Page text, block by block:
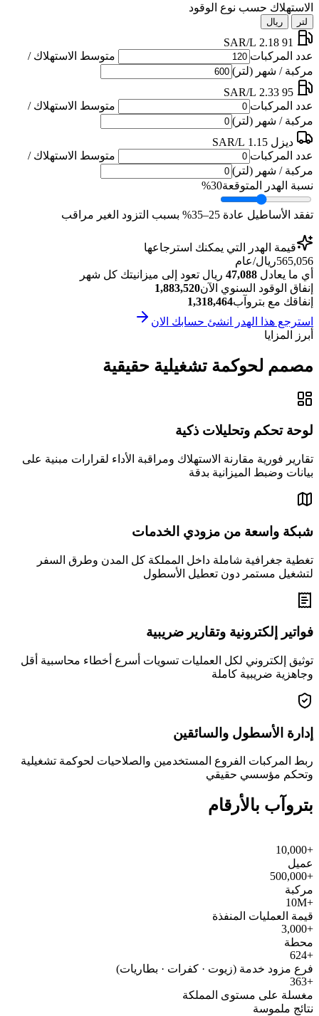
الاستهلاك حسب نوع الوقود
لتر ريال
91
2.18 SAR/L
عدد المركبات
متوسط الاستهلاك /
مركبة / شهر (لتر)
95
2.33 SAR/L
عدد المركبات
متوسط الاستهلاك /
مركبة / شهر (لتر)
ديزل 1.15 SAR/L
عدد المركبات
متوسط الاستهلاك /
مركبة / شهر (لتر)
نسبة الهدر المتوقعة30%
تفقد الأساطيل عادة 25–35% بسبب التزود الغير مراقب
قيمة الهدر التي يمكنك استرجاعها
565,056ريال/عام
أي ما يعادل 47,088 ريال تعود إلى ميزانيتك كل شهر
إنفاق الوقود السنوي الآن1,883,520
إنفاقك مع بتروآب1,318,464
استرجع هذا الهدر انشئ حسابك الان
أبرز المزايا
مصمم لحوكمة تشغيلية حقيقية
لوحة تحكم وتحليلات ذكية
تقارير فورية مقارنة الاستهلاك ومراقبة الأداء لقرارات مبنية على
بيانات وضبط الميزانية بدقة
شبكة واسعة من مزودي الخدمات
تغطية جغرافية شاملة داخل المملكة كل المدن وطرق السفر
لتشغيل مستمر دون تعطيل الأسطول
فواتير إلكترونية وتقارير ضريبية
توثيق إلكتروني لكل العمليات تسويات أسرع أخطاء محاسبية أقل
وجاهزية ضريبية كاملة
إدارة الأسطول والسائقين
ربط المركبات الفروع المستخدمين والصلاحيات لحوكمة تشغيلية
وتحكم مؤسسي حقيقي
بتروآب بالأرقام
+10,000
عميل
+500,000
مركبة
+10M
قيمة العمليات المنفذة
+3,000
محطة
+624
فرع مزود خدمة (زيوت · كفرات · بطاريات)
+363
مغسلة على مستوى المملكة
نتائج ملموسة